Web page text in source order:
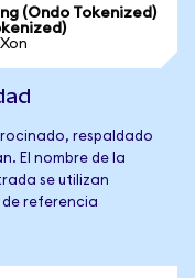
(Ondo Tokenized)
respaldado
El nombre de la
se utilizan
referencia